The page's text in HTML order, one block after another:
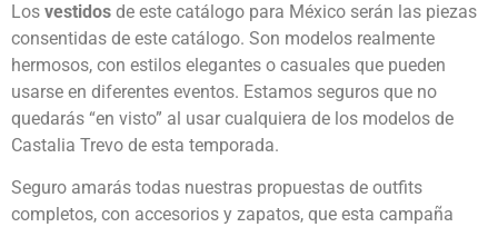
Los vestidos de este catálogo para México serán las piezas
consentidas de este catálogo. Son modelos realmente
hermosos, con estilos elegantes o casuales que pueden
usarse en diferentes eventos. Estamos seguros que no
quedarás “en visto” al usar cualquiera de los modelos de
Castalia Trevo de esta temporada.
Seguro amarás todas nuestras propuestas de outfits
completos, con accesorios y zapatos, que esta campaña